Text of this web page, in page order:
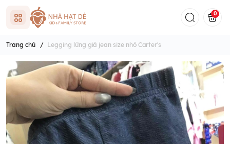
0
Trang chủ / Legging lửng giả jean size nhỏ Carter's